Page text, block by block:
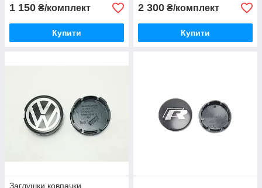
1 150 ₴/комплект
Купити
2 300 ₴/комплект
Купити
Заглушки ковпачки